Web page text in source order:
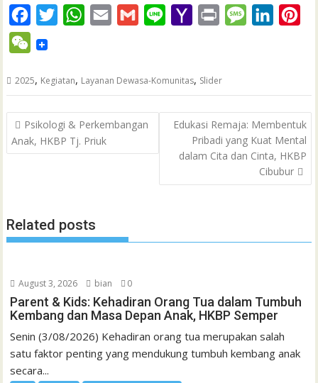
a
e
b
o
o
t
t
e
r
W
t
s
A
p
i
l
G
i
l
e
o
o
M
a
i
l
n
t
M
a
g
e
e
d
I
n
e
r
e
s
t
W
C
a
t
2025, Kegiatan, Layanan Dewasa-Komunitas, Slider
Post
navigation
Psikologi & Perkembangan
Anak, HKBP Tj. Priuk
Edukasi Remaja: Membentuk
Pribadi yang Kuat Mental
dalam Cita dan Cinta, HKBP
Cibubur
Related posts
August 3, 2026 bian 0
Parent & Kids: Kehadiran Orang Tua dalam Tumbuh
Kembang dan Masa Depan Anak, HKBP Semper
Senin (3/08/2026) Kehadiran orang tua merupakan salah
satu faktor penting yang mendukung tumbuh kembang anak
secara...